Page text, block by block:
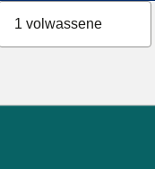
1 volwassene